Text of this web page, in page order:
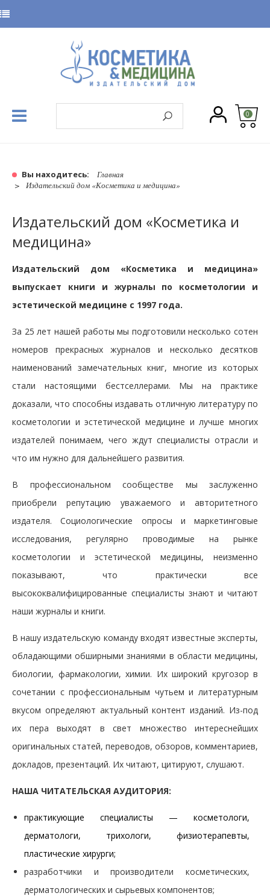
0
Вы находитесь:
Главная
Издательский дом «Косметика и медицина»
Издательский дом «Косметика и
медицина»
Издательский дом «Косметика и медицина»
выпускает книги и журналы по косметологии и
эстетической медицине с 1997 года.
За 25 лет нашей работы мы подготовили несколько сотен
номеров прекрасных журналов и несколько десятков
наименований замечательных книг, многие из которых
стали настоящими бестселлерами. Мы на практике
доказали, что способны издавать отличную литературу по
косметологии и эстетической медицине и лучше многих
издателей понимаем, чего ждут специалисты отрасли и
что им нужно для дальнейшего развития.
В профессиональном сообществе мы заслуженно
приобрели репутацию уважаемого и авторитетного
издателя. Социологические опросы и маркетинговые
исследования, регулярно проводимые на рынке
косметологии и эстетической медицины, неизменно
показывают, что практически все
высококвалифицированные специалисты знают и читают
наши журналы и книги.
В нашу издательскую команду входят известные эксперты,
обладающими обширными знаниями в области медицины,
биологии, фармакологии, химии. Их широкий кругозор в
сочетании с профессиональным чутьем и литературным
вкусом определяют актуальный контент изданий. Из-под
их пера выходят в свет множество интереснейших
оригинальных статей, переводов, обзоров, комментариев,
докладов, презентаций. Их читают, цитируют, слушают.
НАША ЧИТАТЕЛЬСКАЯ АУДИТОРИЯ:
практикующие специалисты — косметологи,
дерматологи, трихологи, физиотерапевты,
пластические хирурги;
разработчики и производители косметических,
дерматологических и сырьевых компонентов;